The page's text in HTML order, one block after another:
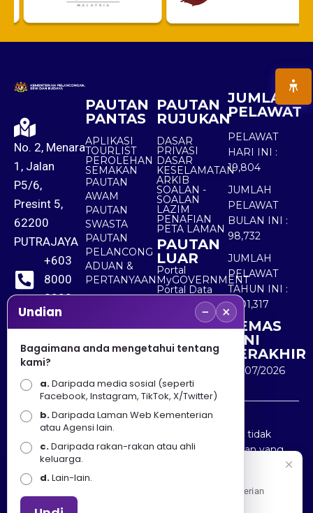
No. 2, Menara
1, Jalan
P5/6,
Presint 5,
62200
PUTRAJAYA
+603
8000
8000
+603
8891
7100
PAUTAN
PANTAS
APLIKASI
TOURLIST
PEROLEHAN
SEMAKAN
PAUTAN
AWAM
PAUTAN
SWASTA
PAUTAN
PELANCONG
ADUAN &
PERTANYAAN
PAUTAN
RUJUKAN
DASAR
PRIVASI
DASAR
KESELAMATAN
ARKIB
SOALAN -
SOALAN
LAZIM
PENAFIAN
PETA LAMAN
PAUTAN
LUAR
Portal
MyGOVERNMENT
Portal Data
Terbuka
Sektor Awam
JUMLAH
PELAWAT
PELAWAT
HARI INI :
19,804
JUMLAH
PELAWAT
BULAN INI :
98,732
JUMLAH
PELAWAT
TAHUN INI :
5,501,317
KEMAS
KINI
TERAKHIR
30/07/2026
Penafian : Kerajaan Malaysia dan Kementerian
Pelancongan Seni dan Budaya (MOTAC) adalah tidak
bertanggungjawab atas kehilangan atau kerugian yang
disebabkan oleh penggunaan mana-mana maklumat
yang diperolehi dari portal ini.
Undian − ×
Bagaimana anda mengetahui tentang
kami?
a.Daripada media sosial (seperti
Facebook, Instagram, TikTok, X/Twitter)
b.Daripada Laman Web Kementerian
atau Agensi lain.
c.Daripada rakan-rakan atau ahli
keluarga.
d.Lain-lain.
Apa Khabar! Selamat datang ke Portal Rasmi Kementerian
Pelancongan, Seni dan Budaya